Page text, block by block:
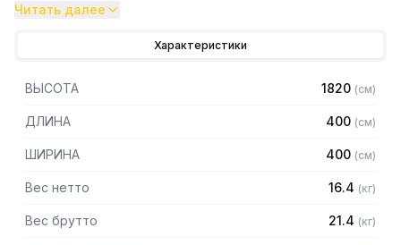
430 толщиной 2 мм
— Четыре решетчатые полки из нержавеющей стали
марки AISI 430 толщиной 0,8 мм
— Расстояние между полками регулируемое с шагом 50
— Регулируемые опоры
Читать далее
Характеристики
ВЫСОТА 1820 (см)
ДЛИНА 400 (см)
ШИРИНА 400 (см)
Вес нетто 16.4 (кг)
Вес брутто 21.4 (кг)